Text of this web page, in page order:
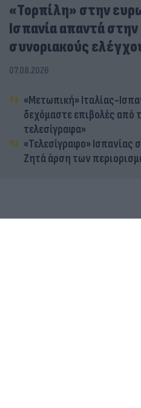
«Τορπίλη» στην
Ισπανία απαντά στην
συνοριακούς
07.08.2026
«Μετωπική» Ιταλίας-
δεχόμαστε επιβολές από
τελεσίγραφα»
«Τελεσίγραφο» Ισπανίας
Ζητά άρση των